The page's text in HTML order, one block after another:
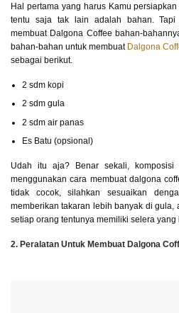
Hal pertama yang harus Kamu
tentu saja tak lain adalah bahan. Tapi
membuat Dalgona Coffee bahan-
bahan-bahan untuk membuat Dalgona
sebagai berikut.
2 sdm kopi
2 sdm gula
2 sdm air panas
Es Batu (opsional)
Udah itu aja? Benar sekali,
menggunakan cara membuat dalgona
tidak cocok, silahkan sesuaikan
memberikan takaran lebih banyak di gula,
setiap orang tentunya memiliki selera
2. Peralatan Untuk Membuat Dalgona